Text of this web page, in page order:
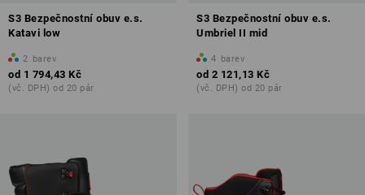
S3 Bezpečnostní obuv e.s.
Katavi low
2 barev
od 1 794,43 Kč
(vč. DPH) od 20 pár
S3 Bezpečnostní obuv e.s.
Umbriel II mid
4 barev
od 2 121,13 Kč
(vč. DPH) od 20 pár